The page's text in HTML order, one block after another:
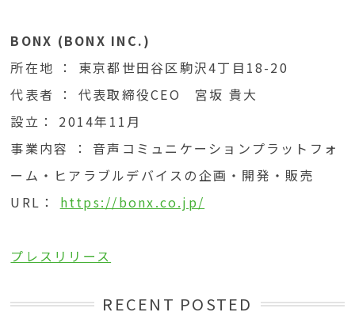
BONX (BONX INC.)
所在地 ： 東京都世田谷区駒沢4丁目18-20
代表者 ： 代表取締役CEO 宮坂 貴大
設立： 2014年11月
事業内容 ： 音声コミュニケーションプラットフォ
ーム・ヒアラブルデバイスの企画・開発・販売
URL： https://bonx.co.jp/
プレスリリース
RECENT POSTED